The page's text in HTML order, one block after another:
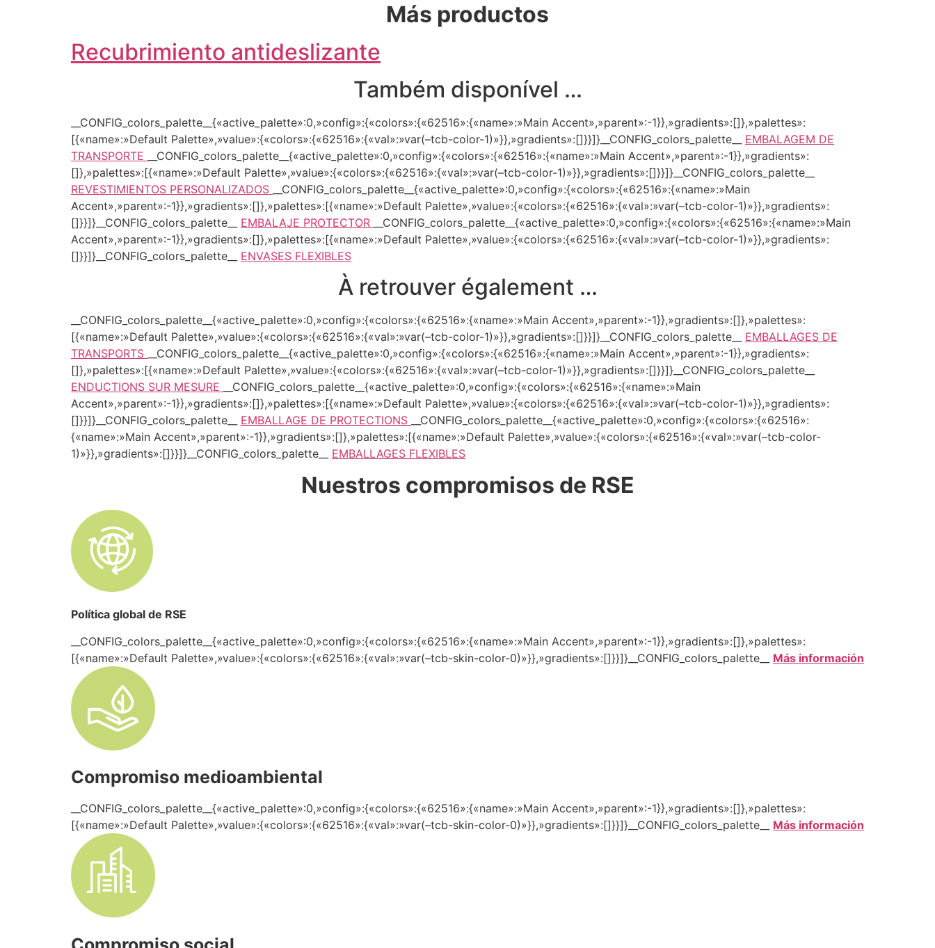
Más productos
Recubrimiento antideslizante
Também disponível …
__CONFIG_colors_palette__{«active_palette»:0,»config»:{«colors»:{«62516»:{«name»:»Main Accent»,»parent»:-1}},»gradients»:[]},»palettes»:
[{«name»:»Default Palette»,»value»:{«colors»:{«62516»:{«val»:»var(–tcb-color-1)»}},»gradients»:[]}}]}__CONFIG_colors_palette__ EMBALAGEM DE
TRANSPORTE
__CONFIG_colors_palette__{«active_palette»:0,»config»:{«colors»:{«62516»:{«name»:»Main Accent»,»parent»:-1}},»gradients»:
[]},»palettes»:[{«name»:»Default Palette»,»value»:{«colors»:{«62516»:{«val»:»var(–tcb-color-1)»}},»gradients»:[]}}]}__CONFIG_colors_palette__
REVESTIMIENTOS PERSONALIZADOS
__CONFIG_colors_palette__{«active_palette»:0,»config»:{«colors»:{«62516»:{«name»:»Main
Accent»,»parent»:-1}},»gradients»:[]},»palettes»:[{«name»:»Default Palette»,»value»:{«colors»:{«62516»:{«val»:»var(–tcb-color-1)»}},»gradients»:
[]}}]}__CONFIG_colors_palette__ EMBALAJE PROTECTOR
__CONFIG_colors_palette__{«active_palette»:0,»config»:{«colors»:{«62516»:{«name»:»Main
Accent»,»parent»:-1}},»gradients»:[]},»palettes»:[{«name»:»Default Palette»,»value»:{«colors»:{«62516»:{«val»:»var(–tcb-color-1)»}},»gradients»:
[]}}]}__CONFIG_colors_palette__ ENVASES FLEXIBLES
À retrouver également …
__CONFIG_colors_palette__{«active_palette»:0,»config»:{«colors»:{«62516»:{«name»:»Main Accent»,»parent»:-1}},»gradients»:[]},»palettes»:
[{«name»:»Default Palette»,»value»:{«colors»:{«62516»:{«val»:»var(–tcb-color-1)»}},»gradients»:[]}}]}__CONFIG_colors_palette__ EMBALLAGES DE
TRANSPORTS
__CONFIG_colors_palette__{«active_palette»:0,»config»:{«colors»:{«62516»:{«name»:»Main Accent»,»parent»:-1}},»gradients»:
[]},»palettes»:[{«name»:»Default Palette»,»value»:{«colors»:{«62516»:{«val»:»var(–tcb-color-1)»}},»gradients»:[]}}]}__CONFIG_colors_palette__
ENDUCTIONS SUR MESURE
__CONFIG_colors_palette__{«active_palette»:0,»config»:{«colors»:{«62516»:{«name»:»Main
Accent»,»parent»:-1}},»gradients»:[]},»palettes»:[{«name»:»Default Palette»,»value»:{«colors»:{«62516»:{«val»:»var(–tcb-color-1)»}},»gradients»:
[]}}]}__CONFIG_colors_palette__ EMBALLAGE DE PROTECTIONS
__CONFIG_colors_palette__{«active_palette»:0,»config»:{«colors»:{«62516»:
{«name»:»Main Accent»,»parent»:-1}},»gradients»:[]},»palettes»:[{«name»:»Default Palette»,»value»:{«colors»:{«62516»:{«val»:»var(–tcb-color-
1)»}},»gradients»:[]}}]}__CONFIG_colors_palette__ EMBALLAGES FLEXIBLES
Nuestros compromisos de RSE
Política global de RSE
__CONFIG_colors_palette__{«active_palette»:0,»config»:{«colors»:{«62516»:{«name»:»Main Accent»,»parent»:-1}},»gradients»:[]},»palettes»:
[{«name»:»Default Palette»,»value»:{«colors»:{«62516»:{«val»:»var(–tcb-skin-color-0)»}},»gradients»:[]}}]}__CONFIG_colors_palette__ Más información
Compromiso medioambiental
__CONFIG_colors_palette__{«active_palette»:0,»config»:{«colors»:{«62516»:{«name»:»Main Accent»,»parent»:-1}},»gradients»:[]},»palettes»:
[{«name»:»Default Palette»,»value»:{«colors»:{«62516»:{«val»:»var(–tcb-skin-color-0)»}},»gradients»:[]}}]}__CONFIG_colors_palette__ Más información